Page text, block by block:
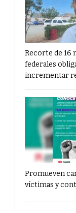
Recorte de 16
federales
incrementar
Promueven
víctimas y